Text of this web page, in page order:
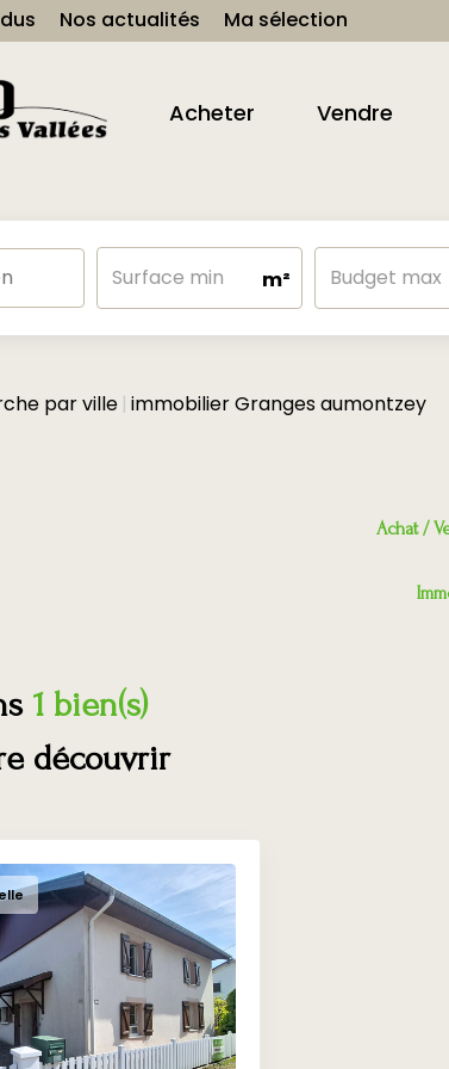
Nos actualités Ma sélection
Acheter Vendre
m²
par ville immobilier Granges aumontzey
Achat /
1 bien(s)
découvrir